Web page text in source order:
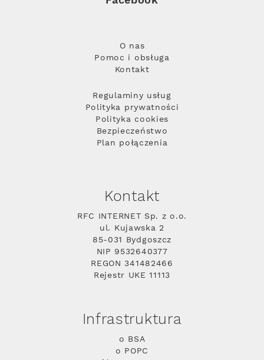
O nas
Pomoc i obsługa
Kontakt
Regulaminy usług
Polityka prywatności
Polityka cookies
Bezpieczeństwo
Plan połączenia
Kontakt
RFC INTERNET Sp. z o.o.
ul. Kujawska 2
85-031 Bydgoszcz
NIP 9532640377
REGON 341482466
Rejestr UKE 11113
Infrastruktura
o BSA
o POPC